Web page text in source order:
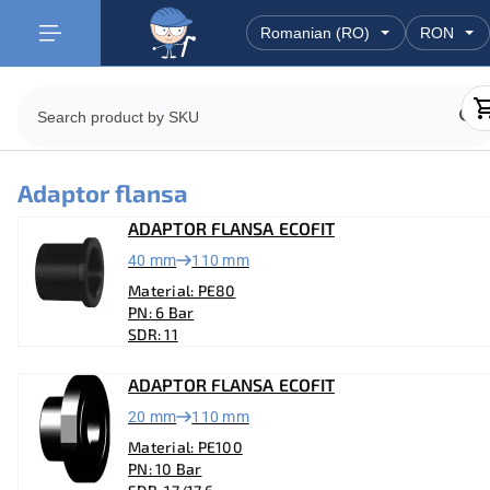
Adaptor flansa
ADAPTOR FLANSA ECOFIT
40 mm 110 mm
Material: PE80
PN: 6 Bar
SDR: 11
ADAPTOR FLANSA ECOFIT
20 mm 110 mm
Material: PE100
PN: 10 Bar